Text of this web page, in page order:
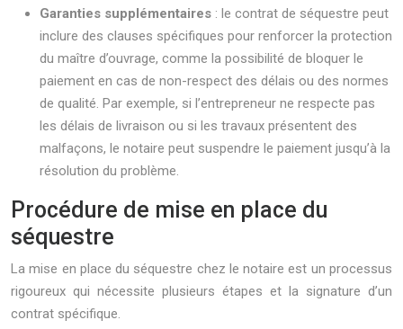
Garanties supplémentaires : le contrat de séquestre peut
inclure des clauses spécifiques pour renforcer la protection
du maître d’ouvrage, comme la possibilité de bloquer le
paiement en cas de non-respect des délais ou des normes
de qualité. Par exemple, si l’entrepreneur ne respecte pas
les délais de livraison ou si les travaux présentent des
malfaçons, le notaire peut suspendre le paiement jusqu’à la
résolution du problème.
Procédure de mise en place du
séquestre
La mise en place du séquestre chez le notaire est un processus
rigoureux qui nécessite plusieurs étapes et la signature d’un
contrat spécifique.